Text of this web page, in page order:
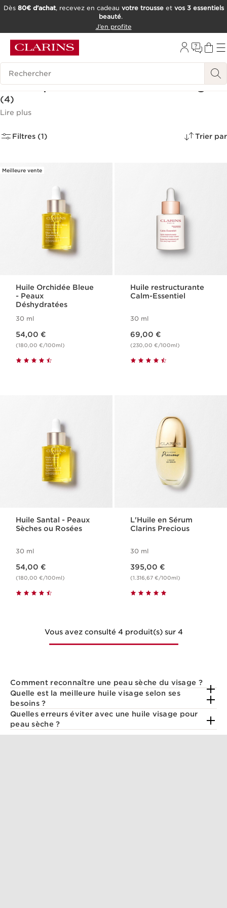
OUTIL D'ACCESSIBILITÉ
Dès 80€ d’achat, recevez en cadeau votre trousseet vos 3 essentiels
beauté.
J’en profite
Historique des recherches
Huiles pour Peaux Sèches Visage
(4)
Lire plus
Filtres (1) Trier par
Meilleure vente
Huile Orchidée Bleue
- Peaux
Déshydratées
30 ml
54,00 €
(180,00 €/100ml)
Huile restructurante
Calm-Essentiel
30 ml
69,00 €
(230,00 €/100ml)
Huile Santal - Peaux
Sèches ou Rosées
30 ml
54,00 €
(180,00 €/100ml)
L'Huile en Sérum
Clarins Precious
30 ml
395,00 €
(1.316,67 €/100ml)
Vous avez consulté 4 produit(s) sur 4
Comment reconnaître une peau sèche du visage ?
Quelle est la meilleure huile visage selon ses
besoins ?
Quelles erreurs éviter avec une huile visage pour
peau sèche ?